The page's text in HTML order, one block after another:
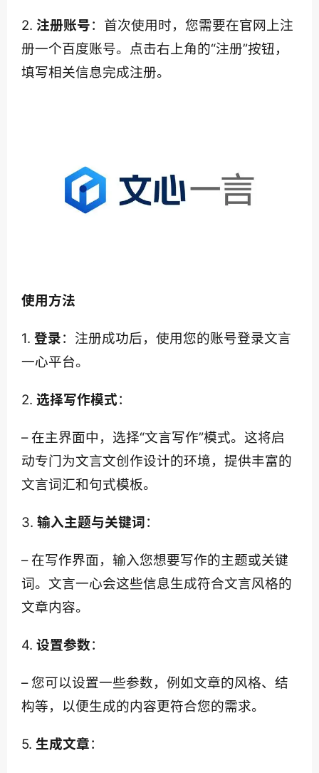
2. 注册账号：首次使用时，您需要在官网上注
册一个百度账号。点击右上角的“注册”按钮，
填写相关信息完成注册。
使用方法
1. 登录：注册成功后，使用您的账号登录文言
一心平台。
2. 选择写作模式：
– 在主界面中，选择“文言写作”模式。这将启
动专门为文言文创作设计的环境，提供丰富的
文言词汇和句式模板。
3. 输入主题与关键词 ：
– 在写作界面，输入您想要写作的主题或关键
词。文言一心会这些信息生成符合文言风格的
文章内容。
4. 设置参数：
– 您可以设置一些参数，例如文章的风格、结
构等，以便生成的内容更符合您的需求。
5. 生成文章：